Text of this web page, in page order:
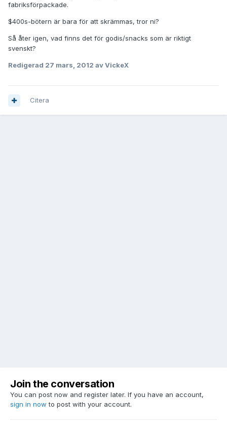
fabriksförpackade.
$400s-bötern är bara för att skrämmas, tror ni?
Så åter igen, vad finns det för godis/snacks som är riktigt
svenskt?
Redigerad 27 mars, 2012 av VickeX
Citera
Join the conversation
You can post now and register later. If you have an account,
sign in now to post with your account.